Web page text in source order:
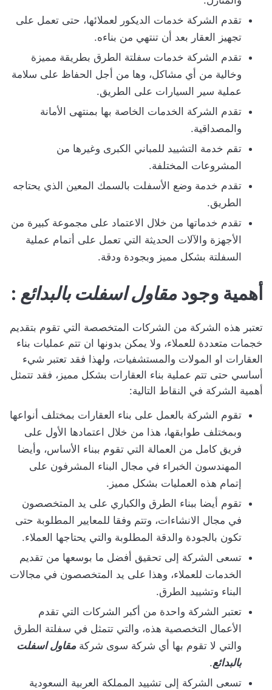
تقدم الشركة خدمات الديكور لعملائها، حتى تعمل على
تجهيز العقار بعد أن تنتهي من بناءه.
تقدم الشركة خدمات سفلتة الطرق بطريقة مميزة
وخالية من أي مشاكل، وها من أجل الحفاظ على سلامة
عملية سير السيارات على الطريق.
تقدم الشركة الخدمات الخاصة بها بمنتهى الأمانة
والمصداقية.
تقم خدمة التشييد للمباني الكبرى وغيرها من
المشروعات المختلفة.
تقدم خدمة وضع الأسفلت بالسمك المعين الذي يحتاجه
الطريق.
تقدم خدماتها من خلال الاعتماد على مجموعة كبيرة من
الأجهزة والآلات الحديثة التي تعمل على أتمام عملية
السفلتة بشكل مميز وبجودة ودقة.
أهمية وجودمقاول اسفلت بالبدائع :
تعتبر هذه الشركة من الشركات المتخصصة التي تقوم بتقديم
خجمات متعددة للعملاء، ولا يمكن بدونها ان تتم عمليات بناء
العقارات او المولات والمستشفيات، ولهذا فقد تعتبر شيء
أساسي حتى تتم عملية بناء العقارات بشكل مميز، فقد تتمثل
أهمية الشركة في النقاط التالية:
تقوم الشركة بالعمل على بناء العقارات بمختلف أنواعها
وبمختلف طوابقها، هذا من خلال اعتمادها الأول على
فريق كامل من العمالة التي تقوم ببناء الأساس، وأيضا
المهندسون الخبراء في مجال البناء المشرفون على
إتمام هذه العمليات بشكل مميز.
تقوم أيضا ببناء الطرق والكباري على يد المتخصصون
في مجال الانشاءات، وتتم وفقا للمعايير المطلوبة حتى
تكون بالجودة والدقة المطلوبة والتي يحتاجها العملاء.
تسعى الشركة إلى تحقيق أفضل ما بوسعها من تقديم
الخدمات للعملاء، وهذا على يد المتخصصون في مجالات
البناء وتشييد الطرق.
تعتبر الشركة واحدة من أكبر الشركات التي تقدم
الأعمال التخصصية هذه، والتي تتمثل في سفلتة الطرق
والتي لا تقوم بها أي شركة سوى شركة مقاول اسفلت
بالبدائع.
تسعى الشركة إلى تشييد المملكة العربية السعودية